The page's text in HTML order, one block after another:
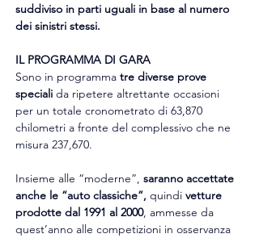
suddiviso in parti uguali in base al numero
dei sinistri stessi.
IL PROGRAMMA DI GARA
Sono in programma tre diverse prove
speciali da ripetere altrettante occasioni
per un totale cronometrato di 63,870
chilometri a fronte del complessivo che ne
misura 237,670.
Insieme alle “moderne”, saranno accettate
anche le “auto classiche”, quindi vetture
prodotte dal 1991 al 2000, ammesse da
quest’anno alle competizioni in osservanza